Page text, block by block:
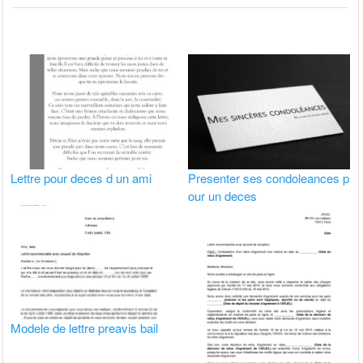
Lettre pour deces d un ami
Presenter ses condoleances p
our un deces
Modele de lettre preavis bail